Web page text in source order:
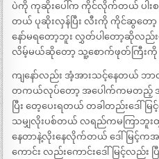
ပဲကို ကုဆိုးပေါ်က ကိုင်လိုက်တယ် ပါးစ
တယ် ပုဆိုးလှန်ပြီး လီးကို ကိုင်ဆွတော့
နော်မရတော့ဘူး လွှတ်ပါတော့ဆိုလ
လိမ့်မယ်ဆိုတော့ သူ့စောက်ဖုတ်ကြီးကို ပ
ကျနော်လည်း အံ့အားသင့်နေတယ်
တကယ်လုပ်တော့ အပေါက်ကမတည့် အ
ပြီး တေ့ပေးရတယ် တခါတည်းဒေါ်မ
သမျှလိုးပစ်တယ် လရည်ကမကြာဘူး
နေတာနဲ့လိုးနေလိုက်တယ် ဒေါ်မြင့်ကအ
ကောင်း လည်းကောင်းဒေါ်မြင့်လည်း